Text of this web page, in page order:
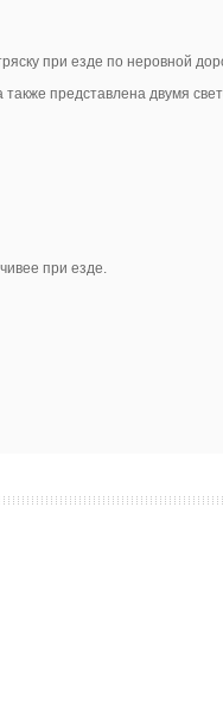
при езде по неровной
представлена двумя
при езде.